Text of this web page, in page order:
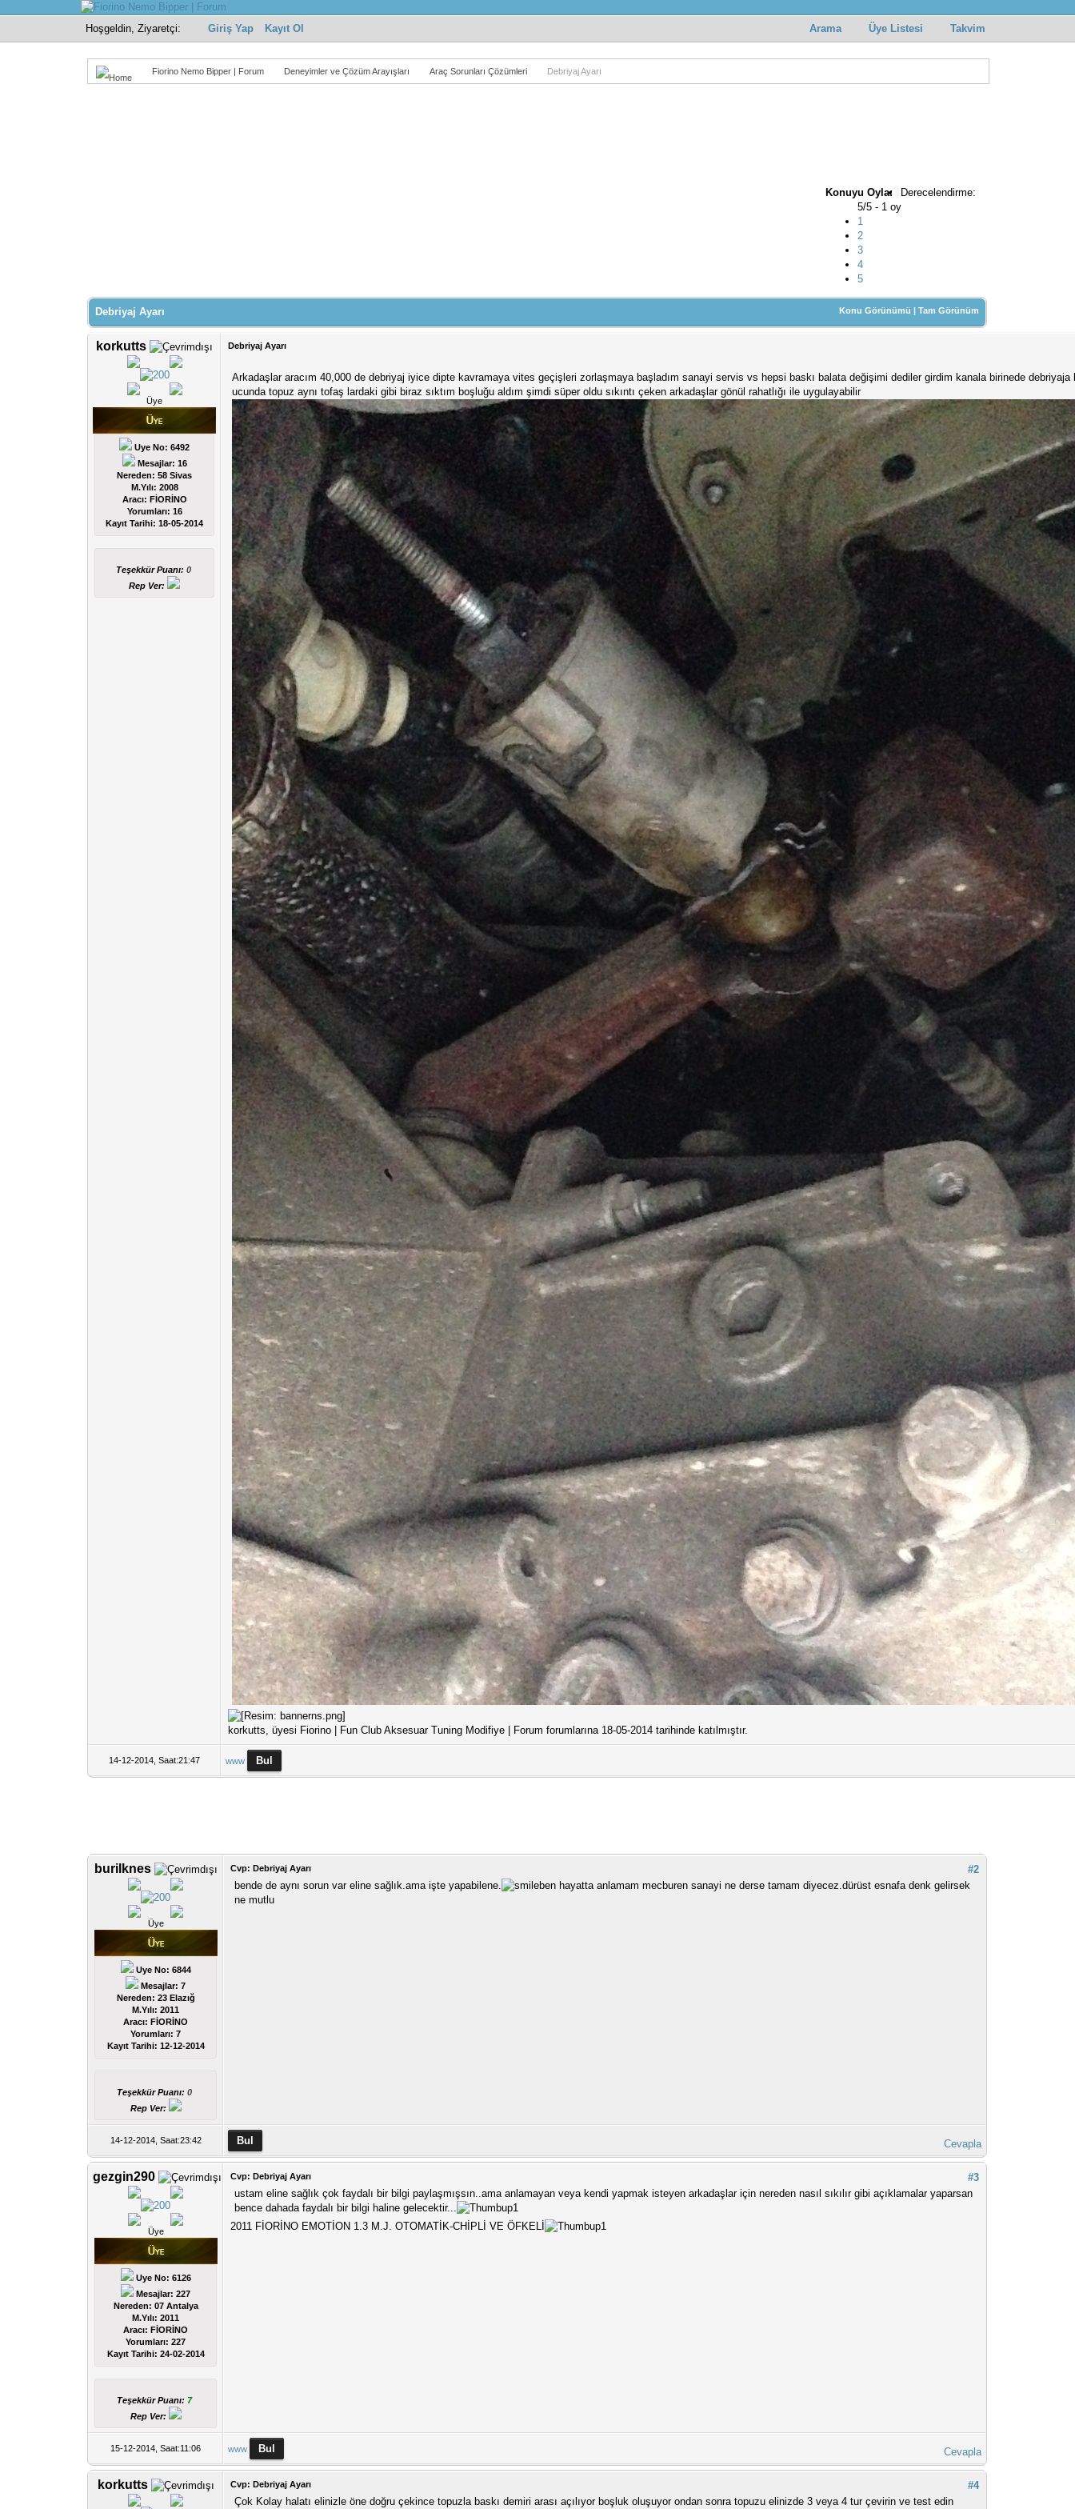
Arama Üye Listesi Takvim
Hoşgeldin, Ziyaretçi: Giriş Yap Kayıt Ol
Fiorino Nemo Bipper | Forum Deneyimler ve Çözüm Arayışları Araç Sorunları Çözümleri Debriyaj Ayarı
Konuyu Oyla:
Derecelendirme:
5/5 - 1 oy
1
2
3
4
5
Konu Görünümü |Tam Görünüm
Debriyaj Ayarı
korkutts
Üye
Uye No: 6492
Mesajlar: 16
Nereden: 58 Sivas
M.Yılı: 2008
Aracı: FİORİNO
Yorumları: 16
Kayıt Tarihi:18-05-2014
Teşekkür Puanı: 0
Rep Ver:
Debriyaj Ayarı
Arkadaşlar aracım 40,000 de debriyaj iyice dipte kavramaya vites geçişleri zorlaşmaya başladım sanayi servis vs hepsi baskı balata değişimi dediler girdim kanala birinede debriyaja
ucunda topuz aynı tofaş lardaki gibi biraz sıktım boşluğu aldım şimdi süper oldu sıkıntı çeken arkadaşlar gönül rahatlığı ile uygulayabilir
korkutts, üyesi Fiorino | Fun Club Aksesuar Tuning Modifiye | Forum forumlarına 18-05-2014 tarihinde katılmıştır.
14-12-2014, Saat:21:47 www
burilknes
Üye
Uye No: 6844
Mesajlar: 7
Nereden: 23 Elazığ
M.Yılı: 2011
Aracı: FİORİNO
Yorumları:7
Kayıt Tarihi: 12-12-2014
Teşekkür Puanı:0
Rep Ver:
#2
Cvp: Debriyaj Ayarı
bende de aynı sorun var eline sağlık.ama işte yapabilene.
ben hayatta anlamam mecburen sanayi ne derse tamam diyecez.dürüst esnafa denk gelirsek
ne mutlu
14-12-2014, Saat:23:42 Cevapla
gezgin290
Üye
Uye No: 6126
Mesajlar: 227
Nereden: 07 Antalya
M.Yılı: 2011
Aracı: FİORİNO
Yorumları:227
Kayıt Tarihi: 24-02-2014
Teşekkür Puanı: 7
Rep Ver:
#3
Cvp: Debriyaj Ayarı
ustam eline sağlık çok faydalı bir bilgi paylaşmışsın..ama anlamayan veya kendi yapmak isteyen arkadaşlar için nereden nasıl sıkılır gibi açıklamalar yaparsan
bence dahada faydalı bir bilgi haline gelecektir...
2011 FİORİNO EMOTİON 1.3 M.J. OTOMATİK-CHİPLİ VE ÖFKELİ
15-12-2014, Saat:11:06 www Cevapla
korkutts #4
Cvp: Debriyaj Ayarı
Çok Kolay halatı elinizle öne doğru çekince topuzla baskı demiri arası açılıyor boşluk oluşuyor ondan sonra topuzu elinizde 3 veya 4 tur çevirin ve test edin